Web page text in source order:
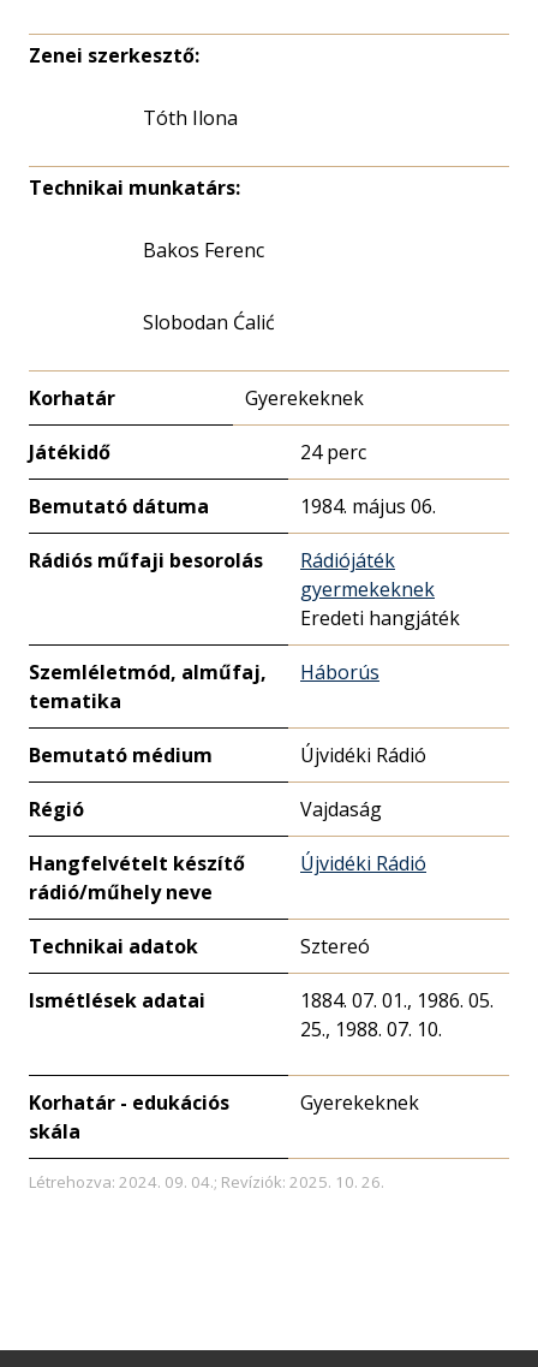
Zenei szerkesztő:
Tóth Ilona
Technikai munkatárs:
Bakos Ferenc
Slobodan Ćalić
Korhatár Gyerekeknek
Játékidő 24 perc
Bemutató dátuma 1984. május 06.
Rádiós műfaji besorolás
Rádiójáték
gyermekeknek
Eredeti hangjáték
Szemléletmód, alműfaj,
tematika
Háborús
Bemutató médium Újvidéki Rádió
Régió Vajdaság
Hangfelvételt készítő
rádió/műhely neve
Újvidéki Rádió
Technikai adatok Sztereó
Ismétlések adatai
1884. 07. 01., 1986. 05.
25., 1988. 07. 10.
Korhatár - edukációs
skála
Gyerekeknek
Létrehozva: 2024. 09. 04.; Revíziók: 2025. 10. 26.